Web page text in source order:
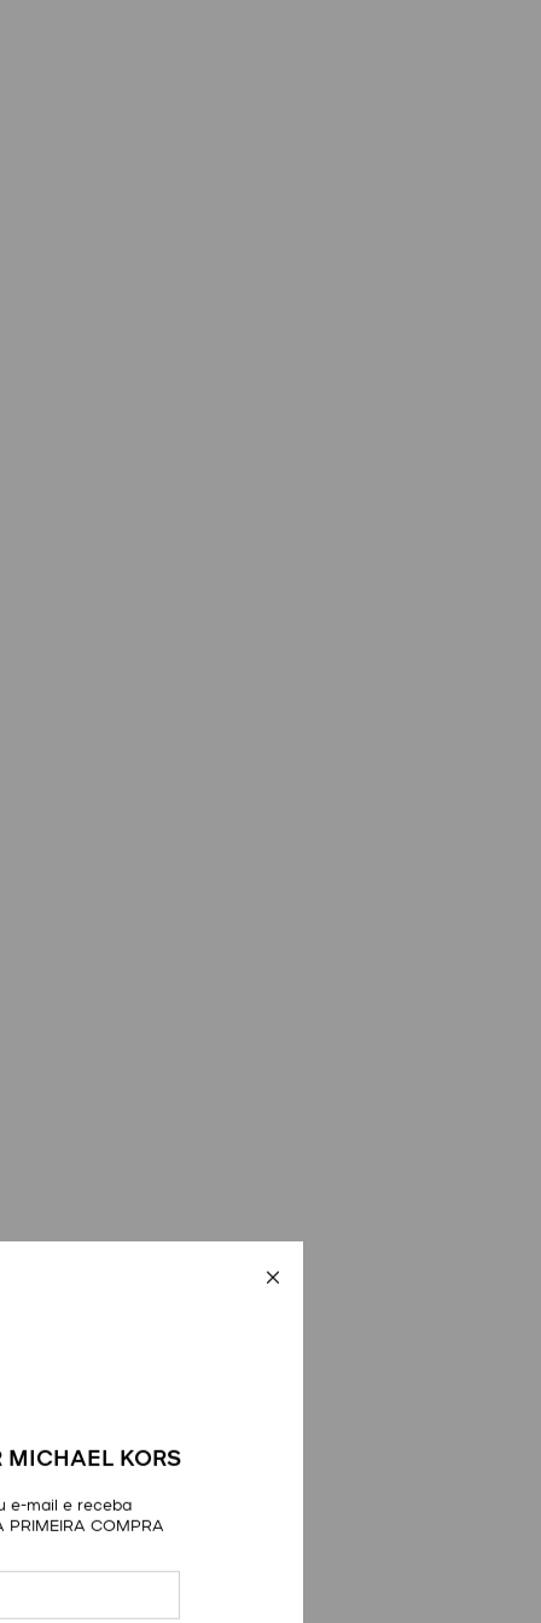
MICHAEL KORS
e-mail e receba
PRIMEIRA COMPRA